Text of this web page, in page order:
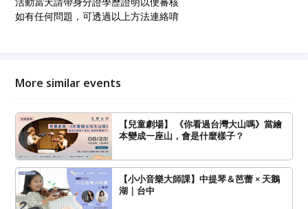
如有任何問題，可透過以上方法連絡唷
More similar events
【兒童劇場】 《你看過台灣大山嗎》當繪
本變成一座山，會是什麼樣子？
【小小音樂大師課】中提琴＆芭蕾 × 天鵝
湖｜台中